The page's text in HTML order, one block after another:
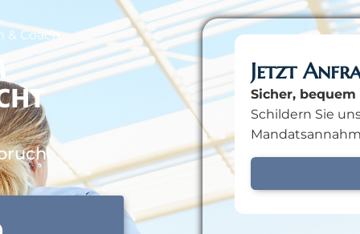
& Coach
Jetzt
Sicher,
Schildern Sie